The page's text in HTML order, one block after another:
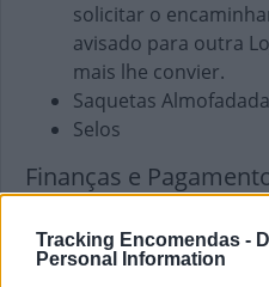
Tracking Encomendas -
Personal Information
solicitar o
avisado para outra
mais lhe convier.
Saquetas
Selos
Finanças e
Envio de vales -
Pagamento de Faturas